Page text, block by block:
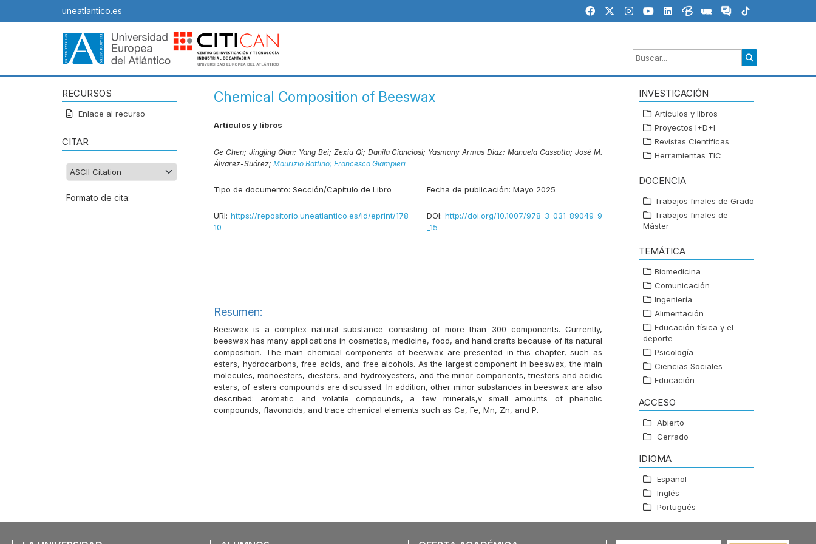
uneatlantico.es
RECURSOS
Enlace al recurso
CITAR
Formato de cita:
Chemical Composition of Beeswax
Artículos y libros
Ge Chen; Jingjing Qian; Yang Bei; Zexiu Qi; Danila Cianciosi; Yasmany Armas Diaz;Manuela Cassotta;José M.
Álvarez-Suárez; Maurizio Battino; Francesca Giampieri
Tipo de documento: Sección/Capítulo de Libro Fecha de publicación: Mayo 2025
URI: https://repositorio.uneatlantico.es/id/eprint/178
10
DOI: http://doi.org/10.1007/978-3-031-89049-9
_15
Resumen:
Beeswax is a complex natural substance consisting of more than 300 components. Currently,
beeswax has many applications in cosmetics, medicine, food, and handicrafts because of its natural
composition. The main chemical components of beeswax are presented in this chapter, such as
esters, hydrocarbons, free acids, and free alcohols. As the largest component in beeswax, the main
molecules, monoesters, diesters, and hydroxyesters, and the minor components, triesters and acidic
esters, of esters compounds are discussed. In addition, other minor substances in beeswax are also
described: aromatic and volatile compounds, a few minerals,v small amounts of phenolic
compounds, flavonoids, and trace chemical elements such as Ca, Fe, Mn, Zn, and P.
INVESTIGACIÓN
Artículos y libros
Proyectos I+D+I
Revistas Científicas
Herramientas TIC
DOCENCIA
Trabajos finales de Grado
Trabajos finales de
Máster
TEMÁTICA
Biomedicina
Comunicación
Ingeniería
Alimentación
Educación física y el
deporte
Psicología
Ciencias Sociales
Educación
ACCESO
Abierto
Cerrado
IDIOMA
Español
Inglés
Portugués